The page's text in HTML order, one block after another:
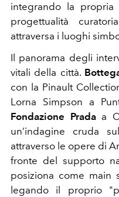
integrando la
progettualità
attraversa i luoghi
Il panorama degli
vitali della città.
con la Pinault
Lorna Simpson a
Fondazione Pradaa
un’indagine cruda
attraverso le opere di
fronte del supporto
posiziona come main
legando il proprio